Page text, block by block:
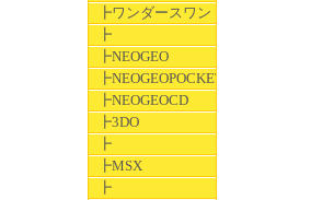
┣ワンダースワン
┣
┣NEOGEO
┣NEOGEOPOCKET
┣NEOGEOCD
┣3DO
┣
┣MSX
┣